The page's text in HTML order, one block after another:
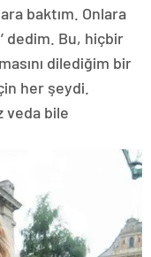
baktım. Onlara
dedim. Bu, hiçbir
dilediğim bir
her şeydi.
veda bile